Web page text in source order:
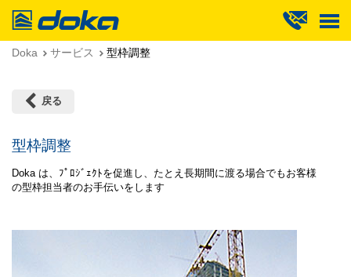
Doka
Doka サービス 型枠調整
戻る
型枠調整
Doka は、ﾌﾟﾛｼﾞｪｸﾄを促進し、たとえ長期間に渡る場合でもお客様
の型枠担当者のお手伝いをします